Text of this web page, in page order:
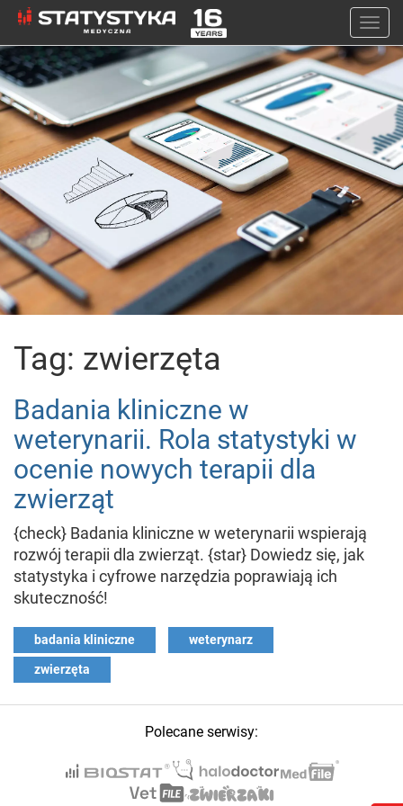
Tag: zwierzęta
Badania kliniczne w
weterynarii. Rola statystyki w
ocenie nowych terapii dla
zwierząt
{check} Badania kliniczne w weterynarii wspierają
rozwój terapii dla zwierząt. {star} Dowiedz się, jak
statystyka i cyfrowe narzędzia poprawiają ich
skuteczność!
badania kliniczne weterynarz
zwierzęta
Polecane serwisy: